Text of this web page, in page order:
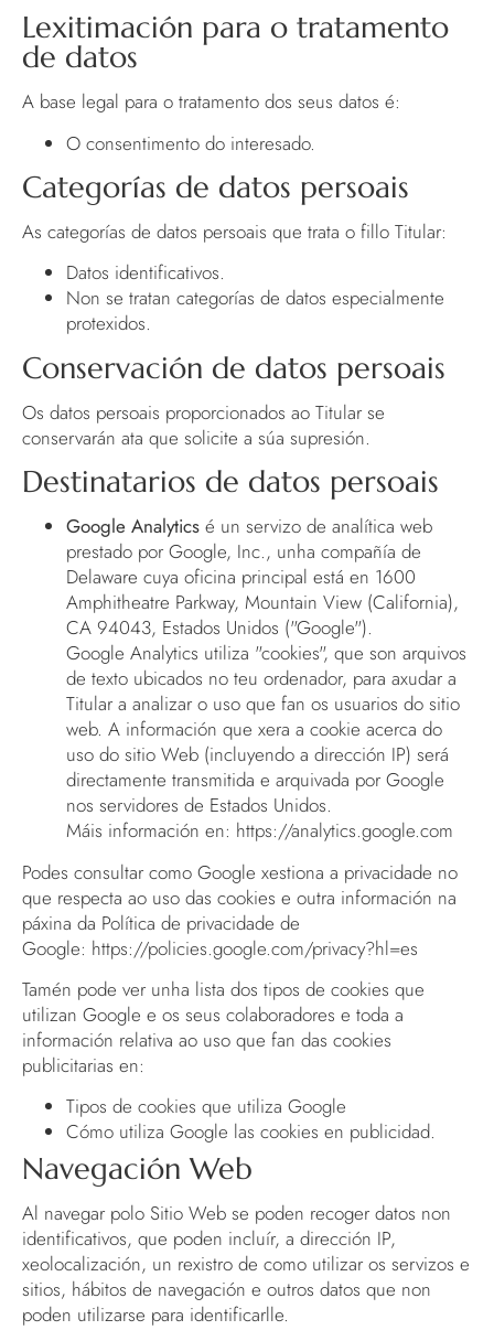
Lexitimación para o tratamento
de datos
A base legal para o tratamento dos seus datos é:
O consentimento do interesado.
Categorías de datos persoais
As categorías de datos persoais que trata o fillo Titular:
Datos identificativos.
Non se tratan categorías de datos especialmente
protexidos.
Conservación de datos persoais
Os datos persoais proporcionados ao Titular se
conservarán ata que solicite a súa supresión.
Destinatarios de datos persoais
Google Analytics é un servizo de analítica web
prestado por Google, Inc., unha compañía de
Delaware cuya oficina principal está en 1600
Amphitheatre Parkway, Mountain View (California),
CA 94043, Estados Unidos ("Google").
Google Analytics utiliza "cookies", que son arquivos
de texto ubicados no teu ordenador, para axudar a
Titular a analizar o uso que fan os usuarios do sitio
web. A información que xera a cookie acerca do
uso do sitio Web (incluyendo a dirección IP) será
directamente transmitida e arquivada por Google
nos servidores de Estados Unidos.
Máis información en: https://analytics.google.com
Podes consultar como Google xestiona a privacidade no
que respecta ao uso das cookies e outra información na
páxina da Política de privacidade de
Google: https://policies.google.com/privacy?hl=es
Tamén pode ver unha lista dos tipos de cookies que
utilizan Google e os seus colaboradores e toda a
información relativa ao uso que fan das cookies
publicitarias en:
Tipos de cookies que utiliza Google
Cómo utiliza Google las cookies en publicidad.
Navegación Web
Al navegar polo Sitio Web se poden recoger datos non
identificativos, que poden incluír, a dirección IP,
xeolocalización, un rexistro de como utilizar os servizos e
sitios, hábitos de navegación e outros datos que non
poden utilizarse para identificarlle.